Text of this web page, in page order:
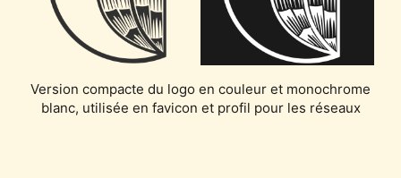
Version compacte du logo en couleur et monochrome
blanc, utilisée en favicon et profil pour les réseaux